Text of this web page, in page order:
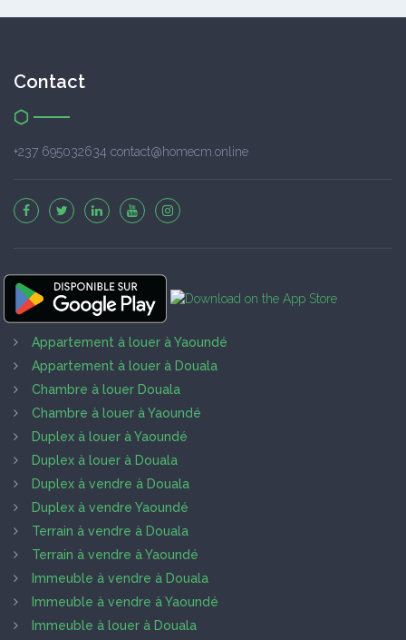
Contact
+237 695032634 contact@homecm.online
Appartement à louer à Yaoundé
Appartement à louer à Douala
Chambre à louer Douala
Chambre à louer à Yaoundé
Duplex à louer à Yaoundé
Duplex à louer à Douala
Duplex à vendre à Douala
Duplex à vendre Yaoundé
Terrain à vendre à Douala
Terrain à vendre à Yaoundé
Immeuble à vendre à Douala
Immeuble à vendre à Yaoundé
Immeuble à louer à Douala